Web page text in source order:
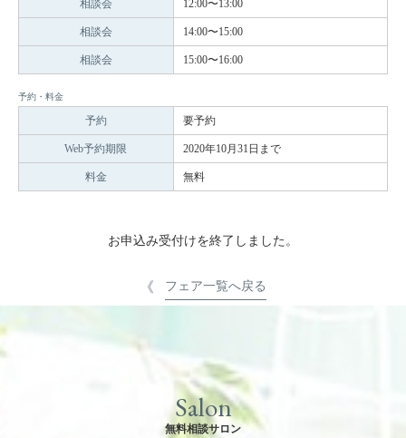
相談会 12:00〜13:00
相談会 14:00〜15:00
相談会 15:00〜16:00
予約・料金
予約 要予約
Web予約期限 2020年10月31日まで
料金 無料
お申込み受付けを終了しました。
フェア一覧へ戻る
Salon
無料相談サロン